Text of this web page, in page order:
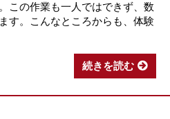
この作業も一人ではできず、数
す。こんなところからも、体験
続きを読む